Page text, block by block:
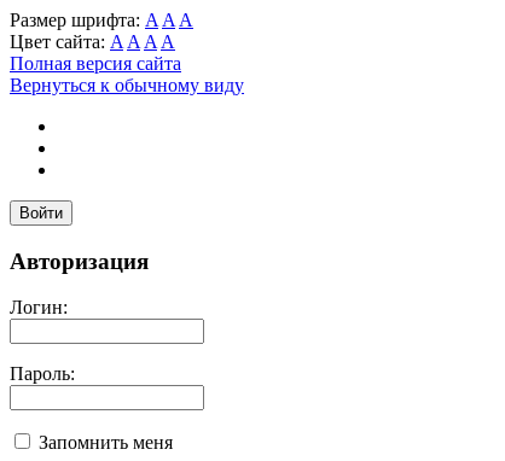
Размер шрифта: A A A
Цвет сайта: A A A A
Полная версия сайта
Вернуться к обычному виду
Войти
Авторизация
Логин:
Пароль:
Запомнить меня